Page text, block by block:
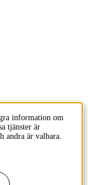
information om
tjänster är
andra är valbara.